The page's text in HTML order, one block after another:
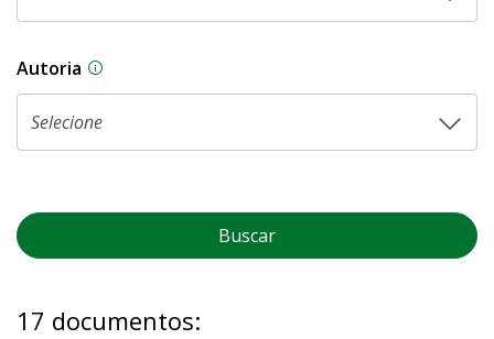
Autoria As proposições legislativas na CLDF podem
Buscar
17 documentos: